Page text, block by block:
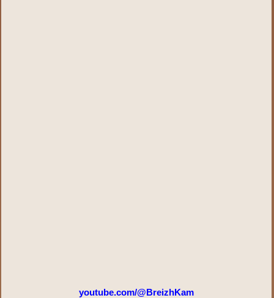
youtube.com/@BreizhKam